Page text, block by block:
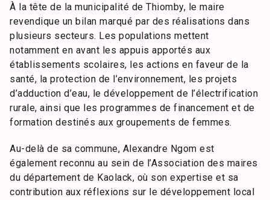
À la tête de la municipalité de Thiomby, le maire
revendique un bilan marqué par des réalisations dans
plusieurs secteurs. Les populations mettent
notamment en avant les appuis apportés aux
établissements scolaires, les actions en faveur de la
santé, la protection de l’environnement, les projets
d’adduction d’eau, le développement de l’électrification
rurale, ainsi que les programmes de financement et de
formation destinés aux groupements de femmes.
Au-delà de sa commune, Alexandre Ngom est
également reconnu au sein de l’Association des maires
du département de Kaolack, où son expertise et sa
contribution aux réflexions sur le développement local